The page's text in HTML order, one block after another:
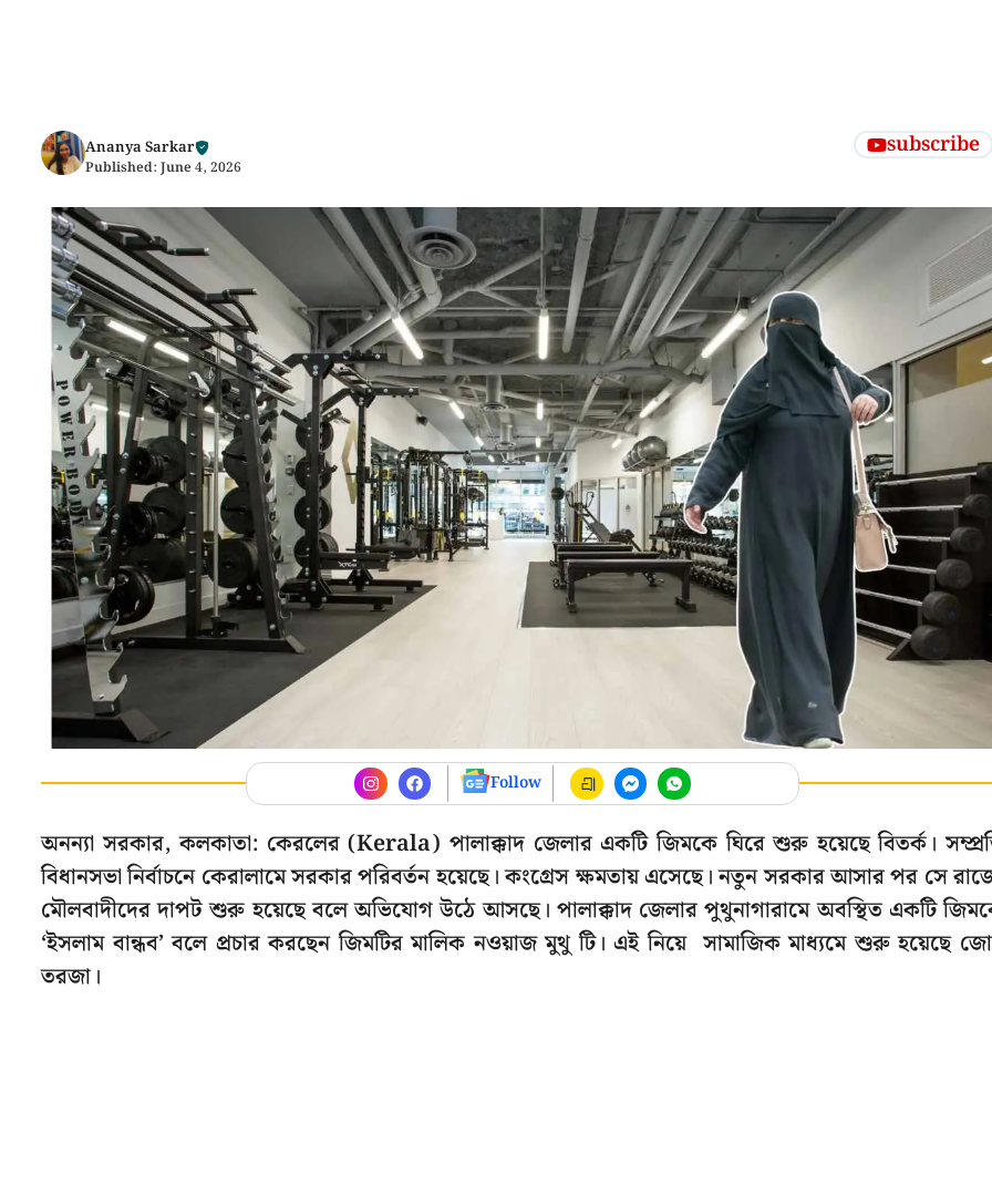
Ananya Sarkar
Published: June 4, 2026
subscribe
Follow
অনন্যা সরকার, কলকাতা: কেরলের (Kerala) পালাক্কাদ জেলার একটি জিমকে ঘিরে শুরু হয়েছে বিতর্ক।
বিধানসভা নির্বাচনে কেরালামে সরকার পরিবর্তন হয়েছে। কংগ্রেস ক্ষমতায় এসেছে। নতুন সরকার আসার পর সে
মৌলবাদীদের দাপট শুরু হয়েছে বলে অভিযোগ উঠে আসছে। পালাক্কাদ জেলার পুথুনাগারামে অবস্থিত একটি
‘ইসলাম বান্ধব’ বলে প্রচার করছেন জিমটির মালিক নওয়াজ মুথু টি। এই নিয়ে সামাজিক মাধ্যমে শুরু হয়েছে
তরজা।